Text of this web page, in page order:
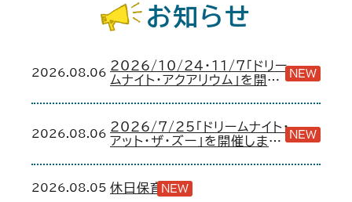
お知らせ
2026.08.06
2026/10/24・11/7「ドリー
ムナイト・アクアリウム」を開催
NEW
2026.08.06
2026/7/25「ドリームナイト・
アット・ザ・ズー」を開催しまし
NEW
2026.08.05 休日保育NEW